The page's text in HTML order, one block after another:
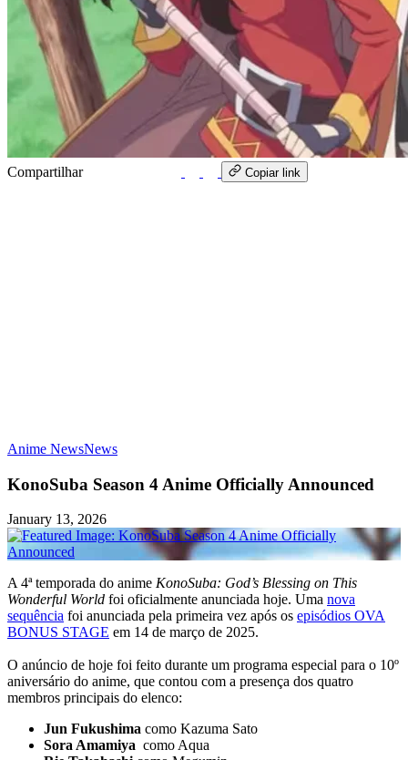
Compartilhar Copiar link
Anime NewsNews
KonoSuba Season 4 Anime Officially Announced
January 13, 2026
A 4ª temporada do anime KonoSuba: God’s Blessing on This
Wonderful World foi oficialmente anunciada hoje. Uma nova
sequência foi anunciada pela primeira vez após os episódios OVA
BONUS STAGE em 14 de março de 2025.
O anúncio de hoje foi feito durante um programa especial para o 10º
aniversário do anime, que contou com a presença dos quatro
membros principais do elenco:
Jun Fukushima como Kazuma Sato
Sora Amamiya como Aqua